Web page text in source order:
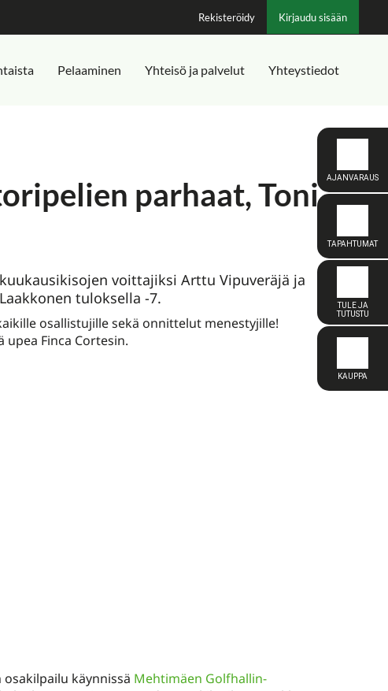
Rekisteröidy Kirjaudu sisään
Pelaaminen Yhteisö ja palvelut Yhteystiedot
parhaat, Toni
voittajiksi Arttu Vipuveräjä ja
tuloksella -7.
osallistujille sekä onnittelut menestyjille!
Finca Cortesin.
osakilpailu käynnissä Mehtimäen Golfhallin-